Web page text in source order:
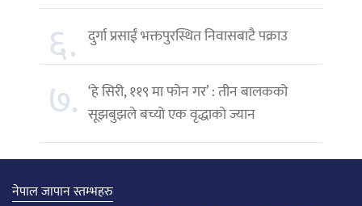
६. दुर्गा प्रसाईं भक्तपुरस्थित निवासबाटै पक्राउ
७. ‘हे सिरी, ११९ मा फोन गर’ : तीन बालकको
सूझबुझले बच्यो एक वृद्धाको ज्यान
नेपाल जापान स्तम्भहरु